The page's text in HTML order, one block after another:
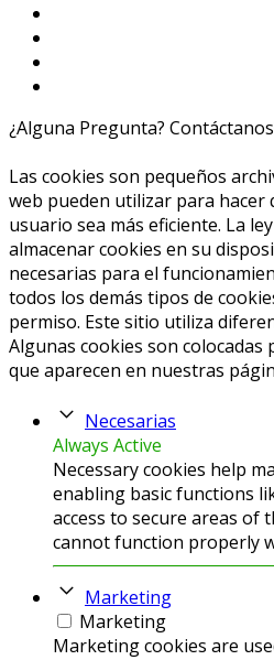
¿Alguna Pregunta?
Las cookies son pequeños
web pueden utilizar para hacer
usuario sea más eficiente. La
almacenar cookies en su
necesarias para el
todos los demás tipos de
permiso. Este sitio utiliza
Algunas cookies son colocadas
que aparecen en nuestras
Necesarias
Always Active
Necessary cookies help
enabling basic functions
access to secure areas of
cannot function properly
Marketing
Marketing
Marketing cookies are